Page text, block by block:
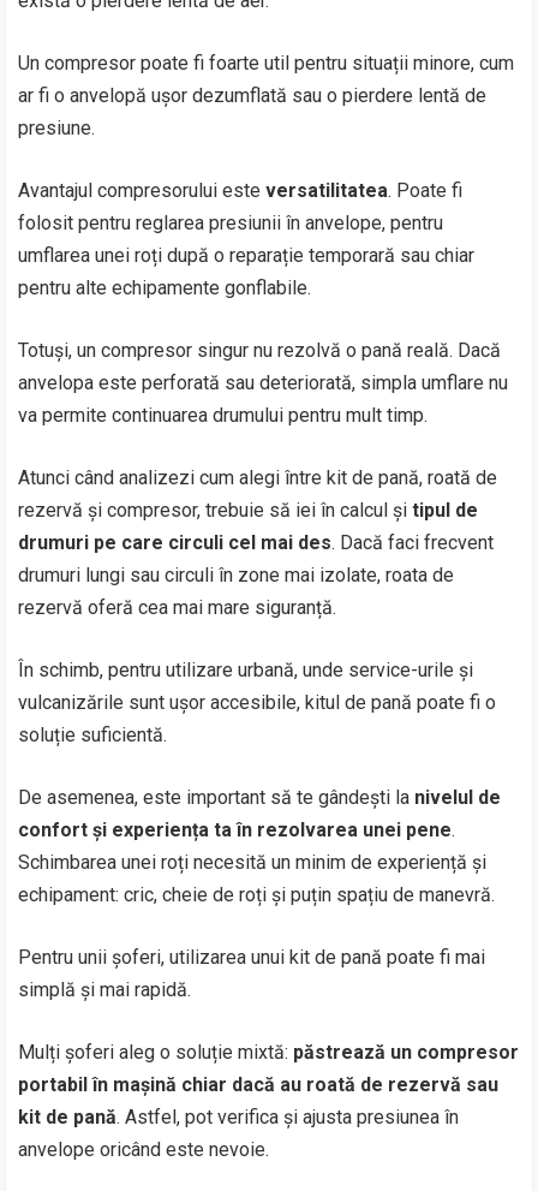
Un compresor poate fi foarte util pentru situații minore, cum
ar fi o anvelopă ușor dezumflată sau o pierdere lentă de
presiune.
Avantajul compresorului esteversatilitatea. Poate fi
folosit pentru reglarea presiunii în anvelope, pentru
umflarea unei roți după o reparație temporară sau chiar
pentru alte echipamente gonflabile.
Totuși, un compresor singur nu rezolvă o pană reală. Dacă
anvelopa este perforată sau deteriorată, simpla umflare nu
va permite continuarea drumului pentru mult timp.
Atunci când analizezi cum alegi între kit de pană, roată de
rezervă și compresor, trebuie să iei în calcul șitipul de
drumuri pe care circuli cel mai des. Dacă faci frecvent
drumuri lungi sau circuli în zone mai izolate, roata de
rezervă oferă cea mai mare siguranță.
În schimb, pentru utilizare urbană, unde service-urile și
vulcanizările sunt ușor accesibile, kitul de pană poate fi o
soluție suficientă.
De asemenea, este important să te gândești la nivelul de
confort și experiența ta în rezolvarea unei pene.
Schimbarea unei roți necesită un minim de experiență și
echipament: cric, cheie de roți și puțin spațiu de manevră.
Pentru unii șoferi, utilizarea unui kit de pană poate fi mai
simplă și mai rapidă.
Mulți șoferi aleg o soluție mixtă: păstrează un compresor
portabil în mașină chiar dacă au roată de rezervă sau
kit de pană. Astfel, pot verifica și ajusta presiunea în
anvelope oricând este nevoie.